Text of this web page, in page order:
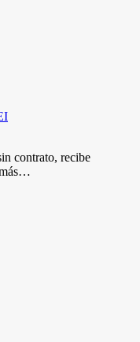
contrato, recibe